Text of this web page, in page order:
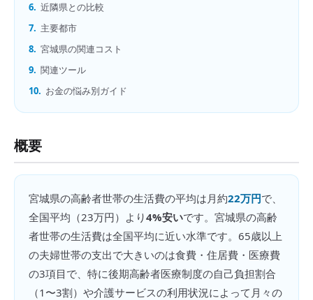
6. 近隣県との比較
7. 主要都市
8. 宮城県の関連コスト
9. 関連ツール
10. お金の悩み別ガイド
概要
宮城県の高齢者世帯の生活費の平均は月約22万円で、
全国平均（23万円）より4%安いです。 宮城県の高齢
者世帯の生活費は全国平均に近い水準です。65歳以上
の夫婦世帯の支出で大きいのは食費・住居費・医療費
の3項目で、特に後期高齢者医療制度の自己負担割合
（1〜3割）や介護サービスの利用状況によって月々の